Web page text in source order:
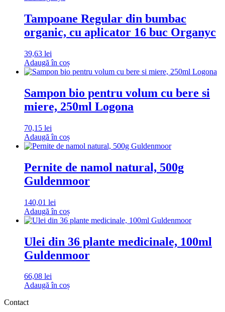
Tampoane Regular din bumbac
organic, cu aplicator 16 buc Organyc
39,63 lei
Adaugă în coș
Sampon bio pentru volum cu bere si
miere, 250ml Logona
70,15 lei
Adaugă în coș
Pernite de namol natural, 500g
Guldenmoor
140,01 lei
Adaugă în coș
Ulei din 36 plante medicinale, 100ml
Guldenmoor
66,08 lei
Adaugă în coș
Contact